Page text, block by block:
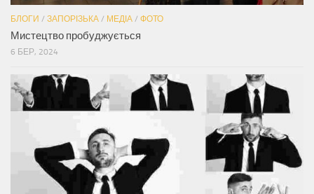
БЛОГИ / ЗАПОРІЗЬКА / МЕДІА / ФОТО
Мистецтво пробуджується
6 БЕР, 2024